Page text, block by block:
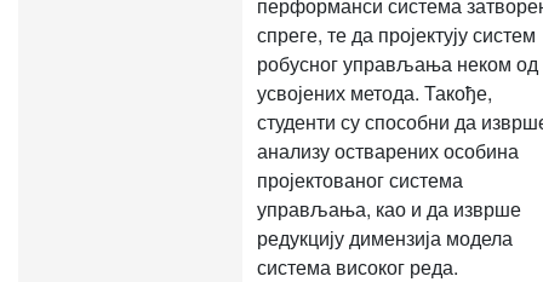
спреге, те да пројектују систем
робусног управљања неком од
усвојених метода. Такође,
студенти су способни да
анализу остварених особина
пројектованог система
управљања, као и да изврше
редукцију димензија модела
система високог реда.